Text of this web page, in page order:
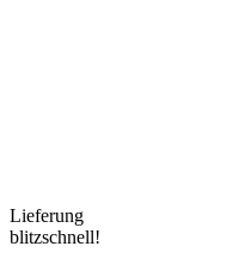
Lieferung
blitzschnell!